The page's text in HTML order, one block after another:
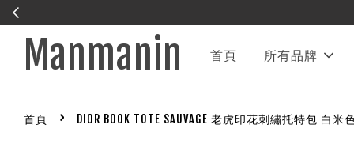
帳號暫時被封鎖 緊急處理中
Manmanin 首頁 所有品牌
首頁 › DIOR BOOK TOTE SAUVAGE 老虎印花刺繡托特包 白米